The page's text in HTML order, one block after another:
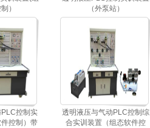
）
（外泵站）
控制实
控制）带
透明液压与气动PLC控制综
合实训装置（组态软件控